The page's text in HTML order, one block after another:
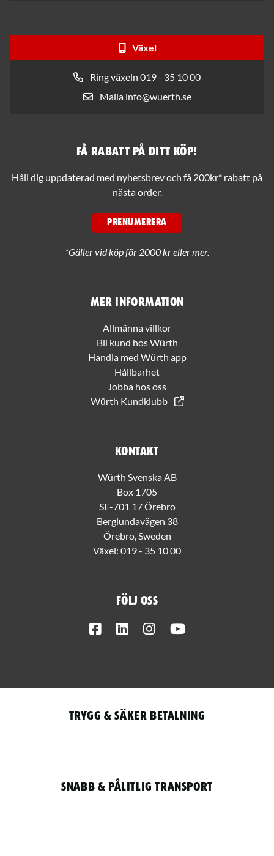
Växel
Ring växeln 019 - 35 10 00
Maila info@wuerth.se
Mer information
Allmänna villkor
Bli kund hos Würth
Handla med Würth app
Hållbarhet
Jobba hos oss
Würth Kundklubb
Kontakt
Würth Svenska AB
Box 1705
SE-701 17 Örebro
Berglundavägen 38
Örebro, Sweden
Växel: 019 - 35 10 00
Följ oss
FacebookLinkedInInstagram
Få rabatt på ditt köp!
Håll dig uppdaterad med nyhetsbrev och få 200kr* rabatt på
nästa order.
PRENUMERERA
*Gäller vid köp för 2000 kr eller mer.
Trygg & säker betalning
Snabb & pålitlig transport